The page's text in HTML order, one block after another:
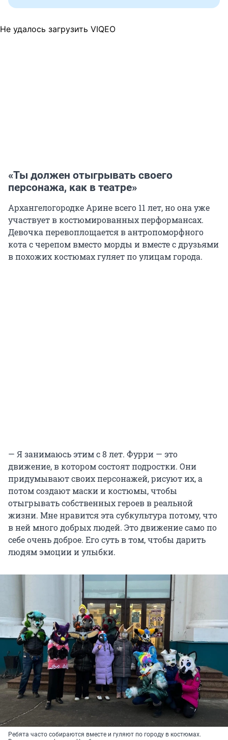
Не удалось загрузить VIQEO
«Ты должен отыгрывать своего
персонажа, как в театре»
Архангелогородке Арине всего 11 лет, но она уже
участвует в костюмированных перформансах.
Девочка перевоплощается в антропоморфного
кота с черепом вместо морды и вместе с друзьями
в похожих костюмах гуляет по улицам города.
— Я занимаюсь этим с 8 лет. Фурри — это
движение, в котором состоят подростки. Они
придумывают своих персонажей, рисуют их, а
потом создают маски и костюмы, чтобы
отыгрывать собственных героев в реальной
жизни. Мне нравится эта субкультура потому, что
в ней много добрых людей. Это движение само по
себе очень доброе. Его суть в том, чтобы дарить
людям эмоции и улыбки.
Ребята часто собираются вместе и гуляют по городу в костюмах.